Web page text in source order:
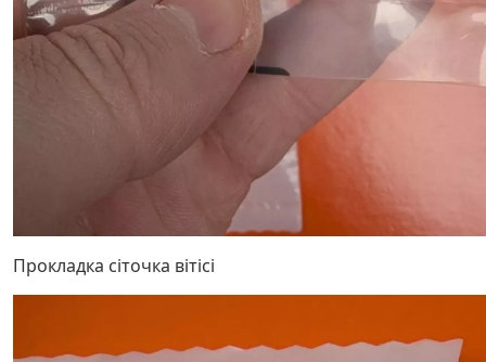
Прокладка сіточка вітісі